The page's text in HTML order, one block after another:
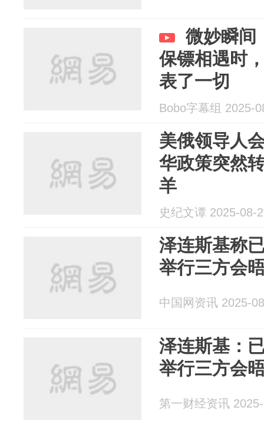
微妙瞬间
保镖相遇时
表了一切
Bobo字幕组 2025-
美俄领导人
华政策突然
羊
史纪文谭 2025-08-
泽连斯基称
举行三方会
中国网资讯 2025-
泽连斯基：
举行三方会
第一财经资讯